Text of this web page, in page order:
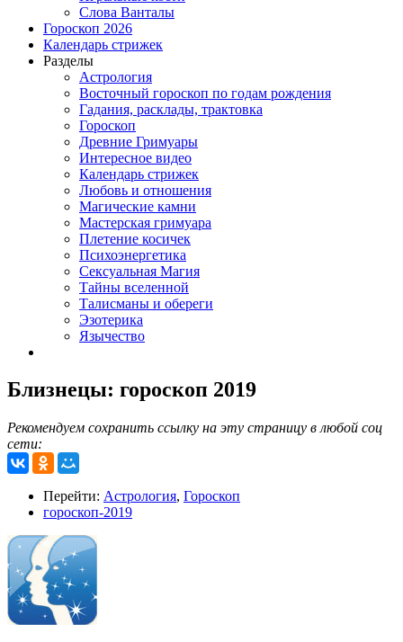
Слова Ванталы
Гороскоп 2026
Календарь стрижек
Разделы
Астрология
Восточный гороскоп по годам рождения
Гадания, расклады, трактовка
Гороскоп
Древние Гримуары
Интересное видео
Календарь стрижек
Любовь и отношения
Магические камни
Мастерская гримуара
Плетение косичек
Психоэнергетика
Сексуальная Магия
Тайны вселенной
Талисманы и обереги
Эзотерика
Язычество
Близнецы: гороскоп 2019
Рекомендуем сохранить ссылку на эту страницу в любой соц
сети:
Перейти: Астрология, Гороскоп
гороскоп-2019